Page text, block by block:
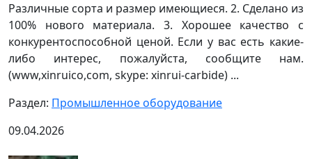
Различные сорта и размер имеющиеся. 2. Сделано из
100% нового материала. 3. Хорошее качество с
конкурентоспособной ценой. Если у вас есть какие-
либо интерес, пожалуйста, сообщите нам.
(www,xinruico,com, skype: xinrui-carbide) ...
Раздел: Промышленное оборудование
09.04.2026